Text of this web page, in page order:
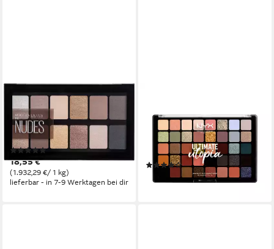
MAYBELLINE NEW YORK
Lidschatten-Palette THE
NUDES, mit warmen
Erdtönen
(509)
18,55 €
(1.932,29 €/ 1 kg)
lieferbar - in 7-9 Werktagen bei dir
ULTIMATE SHADOW
PALETTE, mit intensiven
Farbtönen
(6)
ab 39,99 €